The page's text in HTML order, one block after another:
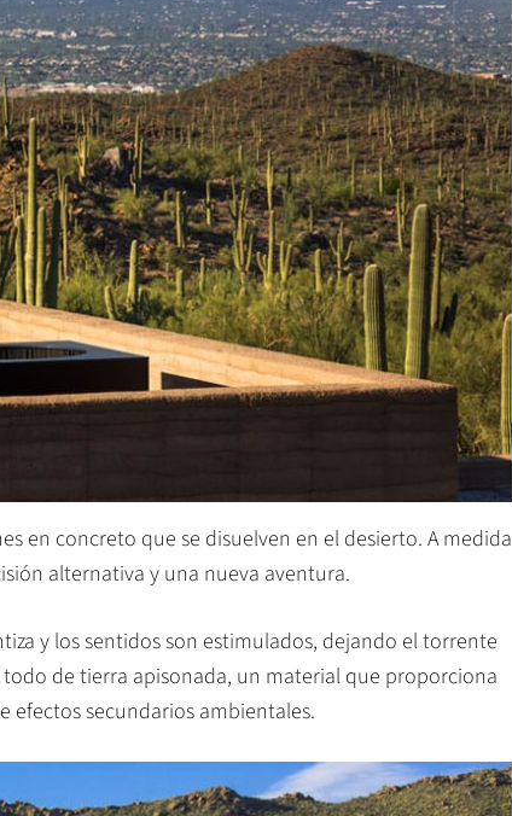
en concreto que se disuelven en el desierto. A medida
alternativa y una nueva aventura.
y los sentidos son estimulados, dejando el torrente
de tierra apisonada, un material que proporciona
efectos secundarios ambientales.